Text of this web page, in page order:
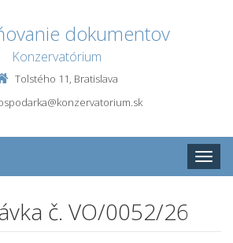
dokumentov
Konzervatórium
Tolstého 11, Bratislava
Toggle
č. VO/0052/26